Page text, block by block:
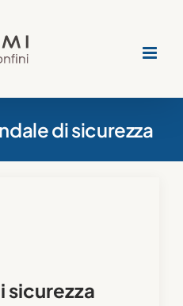
di sicurezza
sicurezza